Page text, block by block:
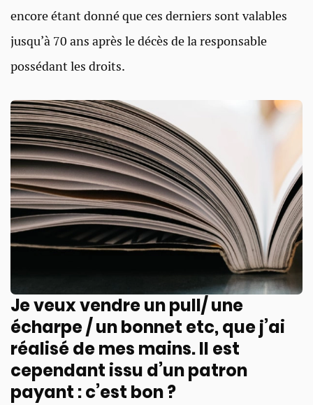
encore étant donné que ces derniers sont valables
jusqu’à 70 ans après le décès de la responsable
possédant les droits.
Je veux vendre un pull/ une
écharpe / un bonnet etc, que j’ai
réalisé de mes mains. Il est
cependant issu d’un patron
payant : c’est bon ? ​